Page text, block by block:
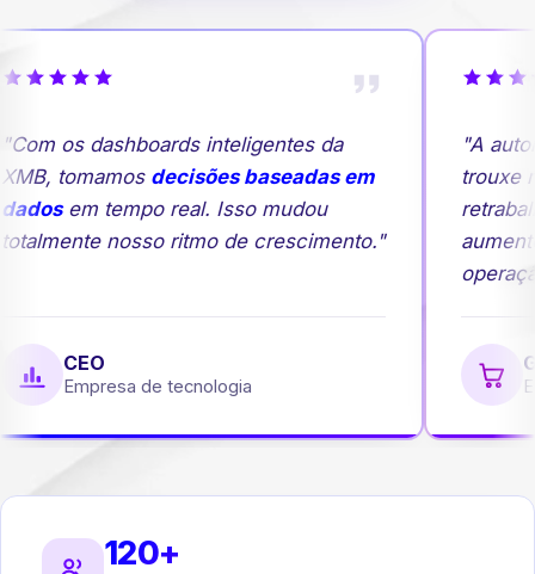
os dashboards inteligentes da
tomamosdecisões baseadas em
em tempo real. Isso mudou
nosso ritmo de crescimento."
CEO
Empresa de tecnologia
"A
trouxe
120+